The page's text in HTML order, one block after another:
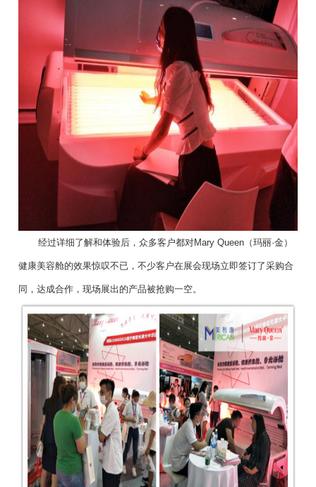
经过详细了解和体验后，众多客户都对Mary Queen（玛丽·金）
健康美容舱的效果惊叹不已，不少客户在展会现场立即签订了采购合
同，达成合作，现场展出的产品被抢购一空。